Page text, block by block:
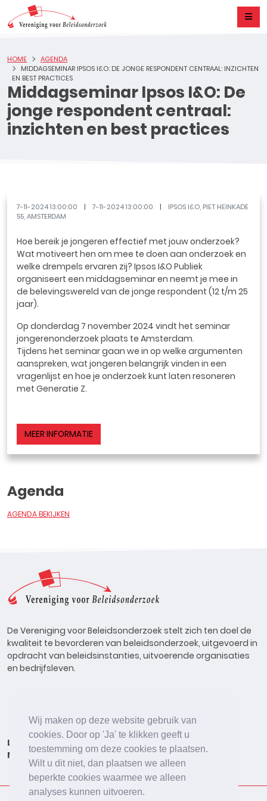
Wij maken op deze website gebruik van
cookies. Door op 'Ja' te klikken geeft u
toestemming om deze cookies te plaatsen.
Wilt u dit niet, dan plaatsen we alleen
beperkte cookies waarmee we alleen
analyses kunnen uitvoeren.
Middagseminar Ipsos I&O: De
jonge respondent centraal:
inzichten en best practices
HOME
AGENDA
MIDDAGSEMINAR IPSOS I&O: DE JONGE RESPONDENT CENTRAAL: INZICHTEN
EN BEST PRACTICES
7-11-2024 13:00:00 7-11-2024 13:00:00
IPSOS I&O, PIET HEINKADE
55, AMSTERDAM
Hoe bereik je jongeren effectief met jouw onderzoek?
Wat motiveert hen om mee te doen aan onderzoek en
welke drempels ervaren zij? Ipsos I&O Publiek
organiseert een middagseminar en neemt je mee in
de belevingswereld van de jonge respondent (12 t/m 25
jaar).
Op donderdag 7 november 2024 vindt het seminar
jongerenonderzoek plaats te Amsterdam.
Tijdens het seminar gaan we in op welke argumenten
aanspreken, wat jongeren belangrijk vinden in een
vragenlijst en hoe je onderzoek kunt laten resoneren
met Generatie Z.
MEER INFORMATIE
Agenda
AGENDA BEKIJKEN
De Vereniging voor Beleidsonderzoek stelt zich ten doel de
kwaliteit te bevorderen van beleidsonderzoek, uitgevoerd in
opdracht van beleidsinstanties, uitvoerende organisaties
en bedrijfsleven.
Lid worden Onderzoeken Agenda
Vacatures
Meldpunt Beleidsonderzoek Online